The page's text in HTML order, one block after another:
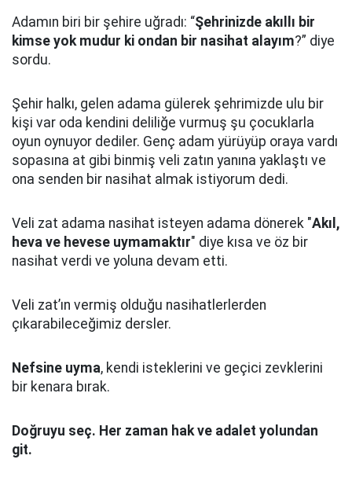
Adamın biri bir şehire uğradı: “Şehrinizde akıllı bir
kimse yok mudur ki ondan bir nasihat alayım?” diye
sordu.
Şehir halkı, gelen adama gülerek şehrimizde ulu bir
kişi var oda kendini deliliğe vurmuş şu çocuklarla
oyun oynuyor dediler. Genç adam yürüyüp oraya vardı
sopasına at gibi binmiş veli zatın yanına yaklaştı ve
ona senden bir nasihat almak istiyorum dedi.
Veli zat adama nasihat isteyen adama dönerek "Akıl,
heva ve hevese uymamaktır" diye kısa ve öz bir
nasihat verdi ve yoluna devam etti.
Veli zat’ın vermiş olduğu nasihatlerlerden
çıkarabileceğimiz dersler.
Nefsine uyma, kendi isteklerini ve geçici zevklerini
bir kenara bırak.
Doğruyu seç. Her zaman hak ve adalet yolundan
git.